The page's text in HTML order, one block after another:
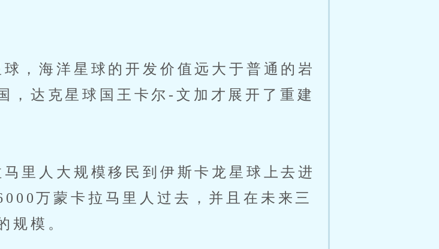
，海洋星球的开发价值远大于普通的岩
，达克星球国王卡尔-文加才展开了重建
里人大规模移民到伊斯卡龙星球上去进
万蒙卡拉马里人过去，并且在未来三
规模。